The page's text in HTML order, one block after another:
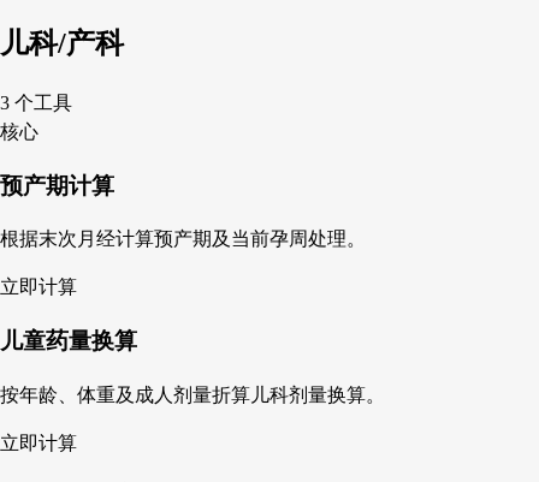
儿科/产科
3 个工具
核心
预产期计算
根据末次月经计算预产期及当前孕周处理。
立即计算
儿童药量换算
按年龄、体重及成人剂量折算儿科剂量换算。
立即计算